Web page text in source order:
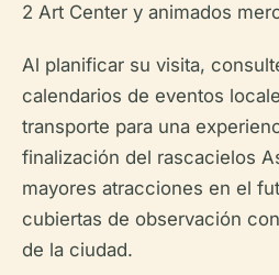
2 Art Center y animados
Al planificar su visita,
calendarios de eventos
transporte para una
finalización del rascacielos
mayores atracciones en el
cubiertas de observación
de la ciudad.